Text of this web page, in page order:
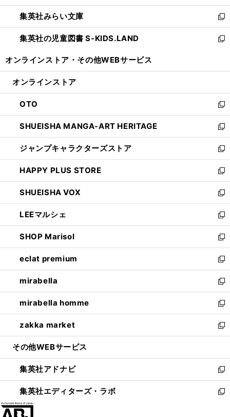
開
く
ウ
で
開
く
ン
ド
ウ
で
ウ
ィ
ン
ド
開
集英社みらい文庫
新
し
い
ン
ウ
で
開
く
集英社の児童図書 S-KIDS.LAND
新
ウ
ン
ド
ウ
で
開
く
オンラインストア・ その他WEBサービス
オンラインストア
OTO
新
し
い
ウ
ィ
ン
ド
ウ
で
開
く
SHUEISHA MANGA-ART HERITAGE
新
し
い
ウ
ィ
ン
ド
ウ
で
開
く
ジャンプキャラクターズストア
新
し
い
ウ
ィ
ン
ド
ウ
で
開
く
HAPPY PLUS STORE
新
し
い
ウ
ィ
ン
ド
ウ
で
開
く
SHUEISHA VOX
新
し
い
ウ
ィ
ン
ド
ウ
で
開
く
LEEマルシェ
新
し
い
ウ
ィ
ン
ド
ウ
で
開
く
SHOP Marisol
新
し
い
ウ
ィ
ン
ド
ウ
で
開
eclat premium
新
し
い
ウ
ィ
ン
ド
ウ
開
く
mirabella
新
し
い
ウ
ィ
ン
ウ
で
開
く
mirabella homme
新
し
い
ウ
ン
ド
ウ
で
zakka market
新
し
ウ
ィ
ン
ド
その他WEBサービス
集英社アドナビ
新
し
い
集英社エディターズ・ラボ
新